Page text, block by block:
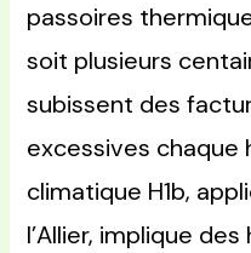
passoires
soit plusieurs
subissent des
excessives chaque
climatique H1b,
l’Allier, implique